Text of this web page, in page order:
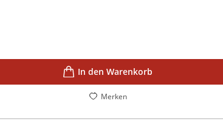
In den Warenkorb
Merken